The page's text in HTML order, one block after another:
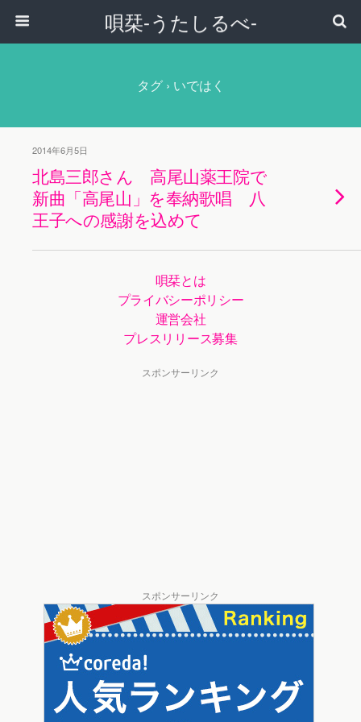
唄栞-うたしるべ-
タグ › いではく
2014年6月5日
北島三郎さん 高尾山薬王院で
新曲「高尾山」を奉納歌唱 八
王子への感謝を込めて
唄栞とは
プライバシーポリシー
運営会社
プレスリリース募集
スポンサーリンク
スポンサーリンク